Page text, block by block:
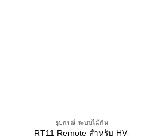
อุปกรณ์ ระบบไม้กั้น
RT11 Remote สำหรับ HV-